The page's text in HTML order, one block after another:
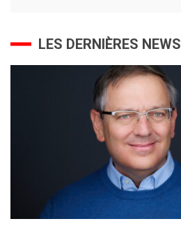
LES DERNIÈRES NEWS